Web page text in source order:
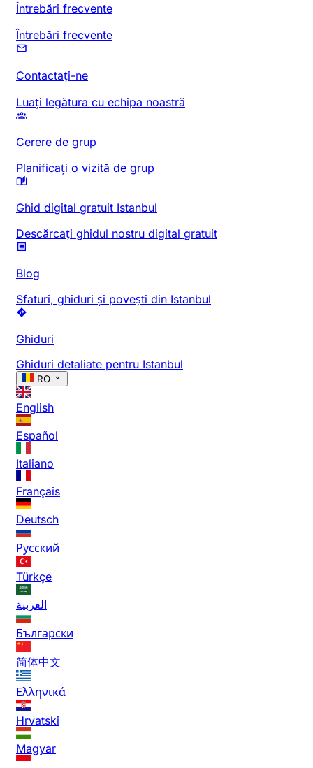
Întrebări frecvente
Întrebări frecvente
Contactați-ne
Luați legătura cu echipa noastră
Cerere de grup
Planificați o vizită de grup
Ghid digital gratuit Istanbul
Descărcați ghidul nostru digital gratuit
Blog
Sfaturi, ghiduri și povești din Istanbul
Ghiduri
Ghiduri detaliate pentru Istanbul
RO
English
Español
Italiano
Français
Deutsch
Русский
Türkçe
العربية
Български
简体中文
Ελληνικά
Hrvatski
Magyar